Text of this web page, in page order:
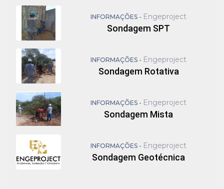
INFORMAÇÕES - Engeproject
Sondagem SPT
INFORMAÇÕES - Engeproject
Sondagem Rotativa
INFORMAÇÕES - Engeproject
Sondagem Mista
INFORMAÇÕES - Engeproject
Sondagem Geotécnica